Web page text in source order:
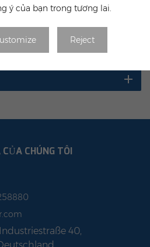
ý của bạn trong tương lai.
Reject
CHÚNG TÔI
Industriestraße 40,